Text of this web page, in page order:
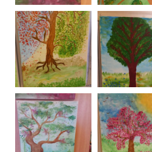
Ivetas Usenieces
"Pildspalvu stāsts".
Dienas aprūpes centra
Mūžs, kas ieausts
Krūžu izstāde "Krūzes un
Tikšanās ar izstādes “Es
feja citudien” autorēm Ilzi un
Nacionālās Skaļās